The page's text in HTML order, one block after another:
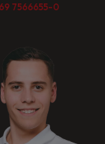
7566655-0